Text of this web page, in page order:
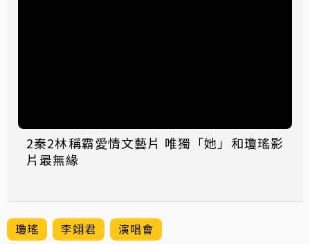
2秦2林稱霸愛情文藝片 唯獨「她」和瓊瑤影
片最無緣
瓊瑤 李翊君 演唱會